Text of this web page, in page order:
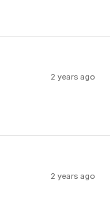
2 years ago
2 years ago